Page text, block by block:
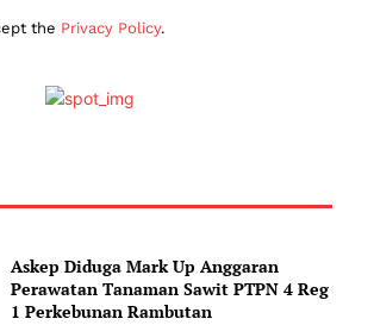
the Privacy Policy.
Askep Diduga Mark Up Anggaran
Perawatan Tanaman Sawit PTPN 4 Reg
1 Perkebunan Rambutan